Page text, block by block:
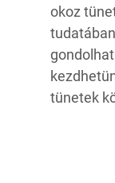
okoz
tünetek